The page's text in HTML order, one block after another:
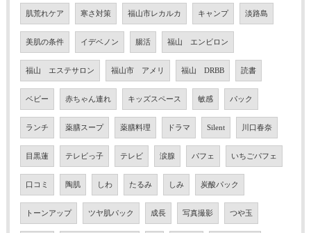
肌荒れケア 寒さ対策 福山市レカルカ キャンプ 淡路島
美肌の条件 イデベノン 腸活 福山 エンビロン
福山 エステサロン 福山市 アメリ 福山 DRBB 読書
ベビー 赤ちゃん連れ キッズスペース 敏感 パック
ランチ 薬膳スープ 薬膳料理 ドラマ Silent 川口春奈
目黒蓮 テレビっ子 テレビ 涙腺 パフェ いちごパフェ
口コミ 陶肌 しわ たるみ しみ 炭酸パック
トーンアップ ツヤ肌パック 成長 写真撮影 つや玉